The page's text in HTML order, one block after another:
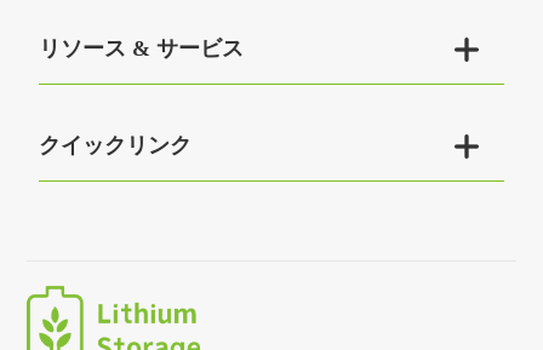
リソース & サービス 
クイックリンク 